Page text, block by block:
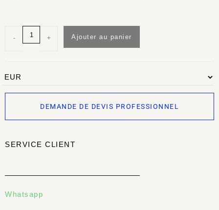
- + Ajouter au panier
DEMANDE DE DEVIS PROFESSIONNEL
SERVICE CLIENT
Whatsapp